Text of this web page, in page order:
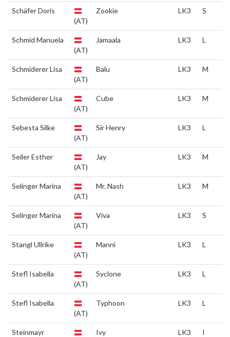
Schäfer Doris
(AT)
Zookie LK3 S
Schmid Manuela
(AT)
Jamaala LK3 L
Schmiderer Lisa
(AT)
Balu LK3 M
Schmiderer Lisa
(AT)
Cube LK3 M
Sebesta Silke
(AT)
Sir Henry LK3 L
Seiler Esther
(AT)
Jay LK3 M
Selinger Marina
(AT)
Mr. Nash LK3 M
Selinger Marina
(AT)
Viva LK3 S
Stangl Ullrike
(AT)
Manni LK3 L
Stefl Isabella
(AT)
Syclone LK3 L
Stefl Isabella
(AT)
Typhoon LK3 L
Steinmayr
Ivy LK3 I